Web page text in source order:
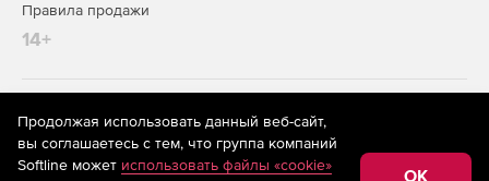
Правила продажи
14+
На информационном ресурсе store.softline.ru применяются
рекомендательные технологии
(информационные технологии
предоставления информации на основе сбора,
систематизации и анализа сведений, относящихся к
Продолжая использовать данный веб-сайт,
вы соглашаетесь с тем, что группа компаний
Softline может использовать файлы «cookie»
OK